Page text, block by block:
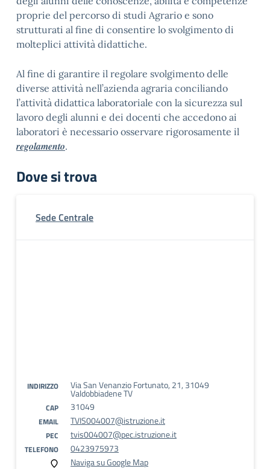
proprie del percorso di studi Agrario e sono
strutturati al fine di consentire lo svolgimento di
molteplici attività didattiche.
Al fine di garantire il regolare svolgimento delle
diverse attività nell’azienda agraria conciliando
l’attività didattica laboratoriale con la sicurezza sul
lavoro degli alunni e dei docenti che accedono ai
laboratori è necessario osservare rigorosamente il
regolamento.
Dove si trova
Sede Centrale
INDIRIZZO Via San Venanzio Fortunato, 21, 31049
Valdobbiadene TV
CAP 31049
EMAIL TVIS004007@istruzione.it
PEC tvis004007@pec.istruzione.it
TELEFONO
0423975973
Naviga su Google Map